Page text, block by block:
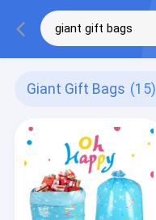
Giant Gift Bags (15)